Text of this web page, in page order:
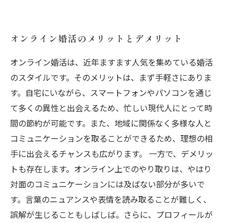
オンライン婚活のメリットとデメリット
オンライン婚活は、近年ますます人気を集めている婚活
のスタイルです。そのメリットは、まず手軽さにありま
す。自宅にいながら、スマートフォンやパソコンを通じ
て多くの異性と出会えるため、忙しい現代人にとって時
間の節約が可能です。また、地域に関係なく多様な人と
コミュニケーションを取ることができるため、理想の相
手に出会えるチャンスも広がります。 一方で、デメリッ
トも存在します。オンライン上でのやり取りは、やはり
対面のコミュニケーションには及ばない部分が多いで
す。言葉のニュアンスや表情を読み取ることが難しく、
誤解が生じることもしばしば。さらに、プロフィールが